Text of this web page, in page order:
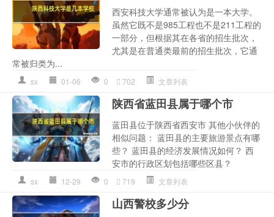
西安科技大学通常被认为是一本大学。
虽然它既不是985工程也不是211工程的
一部分，但根据其在各省的招生批次，
尤其是在普通类最前的招生批次，它通
常被归类为...
sx 01-06 0 702 文章列表
陕西省蓝田县属于哪个市
蓝田县位于陕西省西安市 其他小伙伴的
相似问题： 蓝田县的主要旅游景点有哪
些？ 蓝田县的经济发展情况如何？ 西
安市的行政区划包括哪些区县？
sx 12-29 0 719 文章列表
山西警校多少分